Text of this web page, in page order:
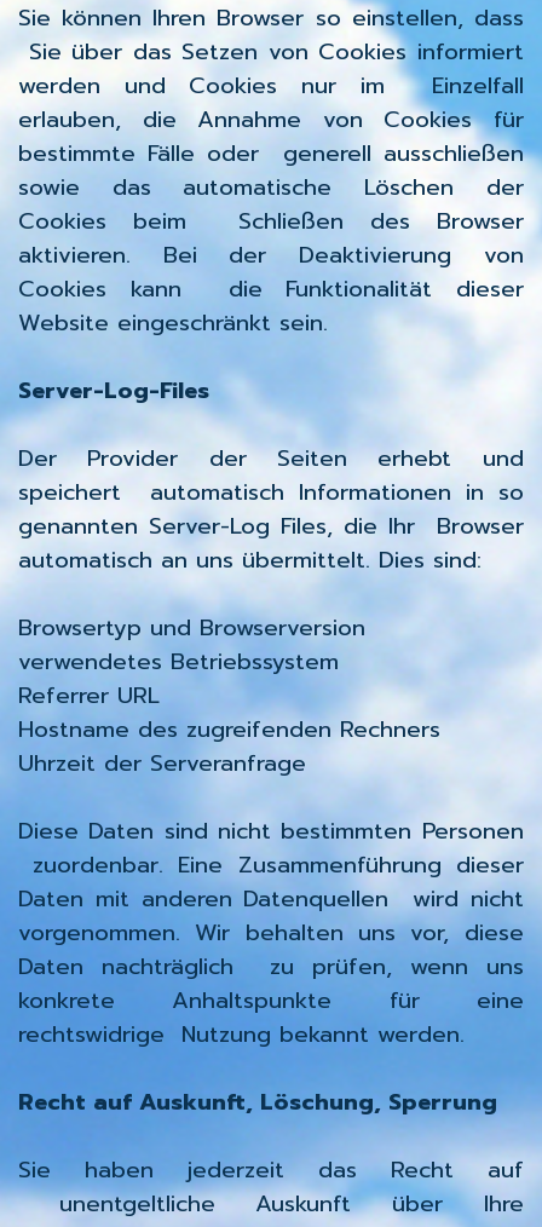
Sie können Ihren Browser so einstellen, dass
Sie über das Setzen von Cookies informiert
werden und Cookies nur im Einzelfall
erlauben, die Annahme von Cookies für
bestimmte Fälle oder generell ausschließen
sowie das automatische Löschen der
Cookies beim Schließen des Browser
aktivieren. Bei der Deaktivierung von
Cookies kann die Funktionalität dieser
Website eingeschränkt sein.
Server-Log-Files
Der Provider der Seiten erhebt und
speichert automatisch Informationen in so
genannten Server-Log Files, die Ihr Browser
automatisch an uns übermittelt. Dies sind:
Browsertyp und Browserversion
verwendetes Betriebssystem
Referrer URL
Hostname des zugreifenden Rechners
Uhrzeit der Serveranfrage
Diese Daten sind nicht bestimmten Personen
zuordenbar. Eine Zusammenführung dieser
Daten mit anderen Datenquellen wird nicht
vorgenommen. Wir behalten uns vor, diese
Daten nachträglich zu prüfen, wenn uns
konkrete Anhaltspunkte für eine
rechtswidrige Nutzung bekannt werden.
Recht auf Auskunft, Löschung, Sperrung
Sie haben jederzeit das Recht auf
unentgeltliche Auskunft über Ihre